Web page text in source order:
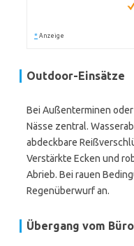
* Anzeige
Outdoor-Einsätze
Bei Außenterminen
Nässe zentral.
abdeckbare
Verstärkte Ecken und
Abrieb. Bei rauen
Regenüberwurf an.
Übergang vom